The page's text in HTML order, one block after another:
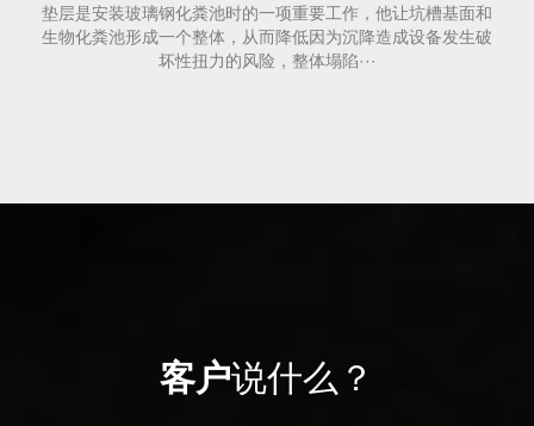
垫层是安装玻璃钢化粪池时的一项重要工作，他让坑槽基面和
生物化粪池形成一个整体，从而降低因为沉降造成设备发生破
坏性扭力的风险，整体塌陷···
客户说什么？